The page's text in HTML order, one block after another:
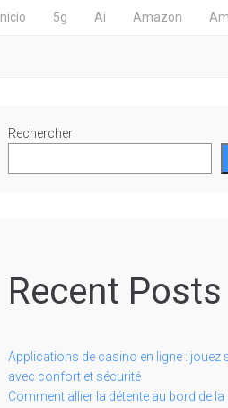
Inicio 5g Ai Amazon
Rechercher
Recent Posts
Applications de casino en ligne : jouez
avec confort et sécurité
Comment allier la détente au bord de la